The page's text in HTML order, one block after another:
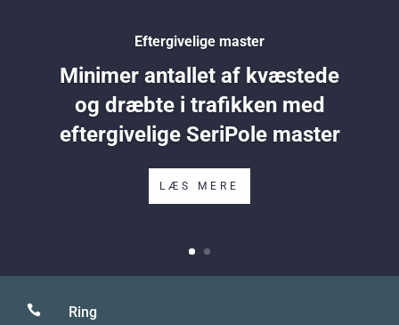
Eftergivelige master
Minimer antallet af kvæstede
og dræbte i trafikken med
eftergivelige SeriPole master
LÆS MERE
 Ring